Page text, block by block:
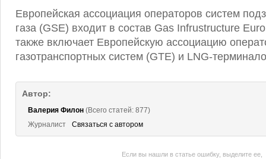
Европейская ассоциация операторов систем
газа (GSE) входит в состав Gas Infrustructure
также включает Европейскую ассоциацию
газотранспортных систем (GTE) и LNG-
Автор:
Валерия Филон (Всего статей: 877)
Журналист
Связаться с автором
Если вы нашли в статье ошибку, выделите ее,